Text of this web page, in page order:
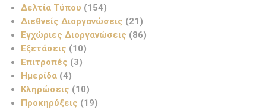
Δελτία Τύπου (154)
Διεθνείς Διοργανώσεις (21)
Εγχώριες Διοργανώσεις (86)
Εξετάσεις (10)
Επιτροπές (3)
Ημερίδα (4)
Κληρώσεις (10)
Προκηρύξεις (19)